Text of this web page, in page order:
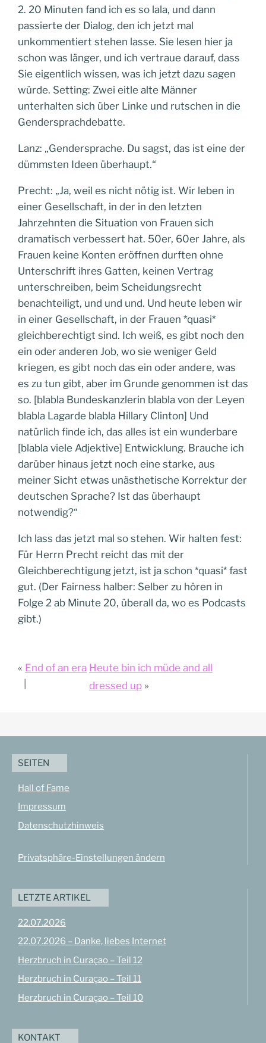
2. 20 Minuten fand ich es so lala, und dann
passierte der Dialog, den ich jetzt mal
unkommentiert stehen lasse. Sie lesen hier ja
schon was länger, und ich vertraue darauf, dass
Sie eigentlich wissen, was ich jetzt dazu sagen
würde. Setting: Zwei eitle alte Männer
unterhalten sich über Linke und rutschen in die
Gendersprachdebatte.
Lanz: „Gendersprache. Du sagst, das ist eine der
dümmsten Ideen überhaupt.“
Precht: „Ja, weil es nicht nötig ist. Wir leben in
einer Gesellschaft, in der in den letzten
Jahrzehnten die Situation von Frauen sich
dramatisch verbessert hat. 50er, 60er Jahre, als
Frauen keine Konten eröffnen durften ohne
Unterschrift ihres Gatten, keinen Vertrag
unterschreiben, beim Scheidungsrecht
benachteiligt, und und und. Und heute leben wir
in einer Gesellschaft, in der Frauen *quasi*
gleichberechtigt sind. Ich weiß, es gibt noch den
ein oder anderen Job, wo sie weniger Geld
kriegen, es gibt noch das ein oder andere, was
es zu tun gibt, aber im Grunde genommen ist das
so. [blabla Bundeskanzlerin blabla von der Leyen
blabla Lagarde blabla Hillary Clinton] Und
natürlich finde ich, das alles ist ein wunderbare
[blabla viele Adjektive] Entwicklung. Brauche ich
darüber hinaus jetzt noch eine starke, aus
meiner Sicht etwas unästhetische Korrektur der
deutschen Sprache? Ist das überhaupt
notwendig?“
Ich lass das jetzt mal so stehen. Wir halten fest:
Für Herrn Precht reicht das mit der
Gleichberechtigung jetzt, ist ja schon *quasi* fast
gut. (Der Fairness halber: Selber zu hören in
Folge 2 ab Minute 20, überall da, wo es Podcasts
gibt.)
End of an era Heute bin ich müde and all
dressed up
SEITEN
Hall of Fame
Impressum
Datenschutzhinweis
Privatsphäre-Einstellungen ändern
LETZTE ARTIKEL
22.07.2026
22.07.2026 – Danke, liebes Internet
Herzbruch in Curaçao – Teil 12
Herzbruch in Curaçao – Teil 11
Herzbruch in Curaçao – Teil 10
KONTAKT